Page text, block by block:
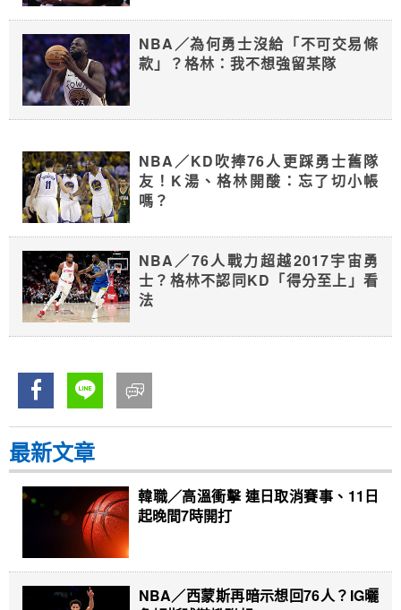
NBA／為何勇士沒給「不可交易條
款」？格林：我不想強留某隊
NBA／KD吹捧76人更踩勇士舊隊
友！K湯、格林開酸：忘了切小帳
嗎？
NBA／76人戰力超越2017宇宙勇
士？格林不認同KD「得分至上」看
法
最新文章
韓職／高溫衝擊 連日取消賽事、11日
起晚間7時開打
NBA／西蒙斯再暗示想回76人？IG曬